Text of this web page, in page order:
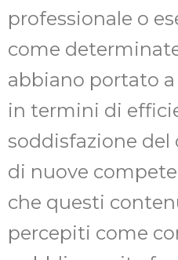
professionale o
come
abbiano portato
in termini di
soddisfazione
di nuove
che questi
percepiti come